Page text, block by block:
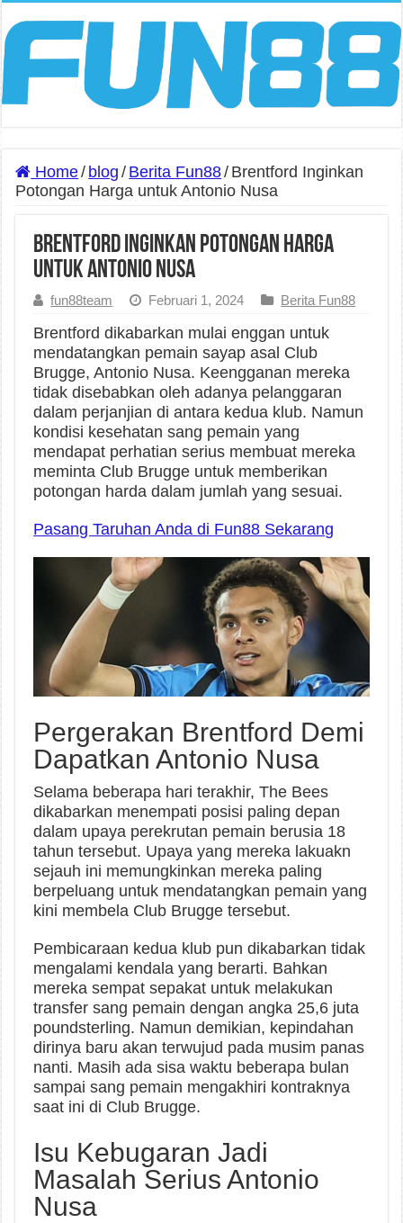
Home/ blog / Berita Fun88/ Brentford Inginkan
Potongan Harga untuk Antonio Nusa
Brentford Inginkan Potongan Harga
untuk Antonio Nusa
fun88team Februari 1, 2024 Berita Fun88
Brentford dikabarkan mulai enggan untuk
mendatangkan pemain sayap asal Club
Brugge, Antonio Nusa. Keengganan mereka
tidak disebabkan oleh adanya pelanggaran
dalam perjanjian di antara kedua klub. Namun
kondisi kesehatan sang pemain yang
mendapat perhatian serius membuat mereka
meminta Club Brugge untuk memberikan
potongan harda dalam jumlah yang sesuai.
Pasang Taruhan Anda di Fun88 Sekarang
Pergerakan Brentford Demi
Dapatkan Antonio Nusa
Selama beberapa hari terakhir, The Bees
dikabarkan menempati posisi paling depan
dalam upaya perekrutan pemain berusia 18
tahun tersebut. Upaya yang mereka lakuakn
sejauh ini memungkinkan mereka paling
berpeluang untuk mendatangkan pemain yang
kini membela Club Brugge tersebut.
Pembicaraan kedua klub pun dikabarkan tidak
mengalami kendala yang berarti. Bahkan
mereka sempat sepakat untuk melakukan
transfer sang pemain dengan angka 25,6 juta
poundsterling. Namun demikian, kepindahan
dirinya baru akan terwujud pada musim panas
nanti. Masih ada sisa waktu beberapa bulan
sampai sang pemain mengakhiri kontraknya
saat ini di Club Brugge.
Isu Kebugaran Jadi
Masalah Serius Antonio
Nusa